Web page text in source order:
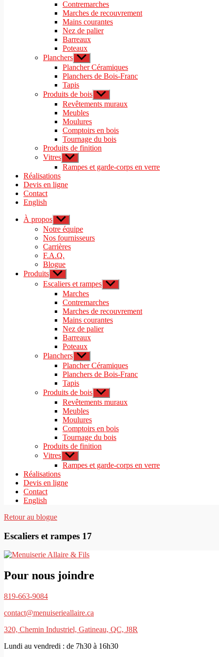
menu
Contremarches
Marches de recouvrement
Mains courantes
Nez de palier
Barreaux
Poteaux
Planchers Afficher
le
sous-
menu
Plancher Céramiques
Planchers de Bois-Franc
Tapis
Produits de bois Afficher
le
sous-
Revêtements muraux
Meubles
Moulures
Comptoirs en bois
Tournage du bois
Produits de finition
Vitres Afficher
le
sous-
Rampes et garde-corps en verre
Réalisations
Devis en ligne
Contact
English
À propos Afficher
le
sous-
menu
Notre équipe
Nos fournisseurs
Carrières
F.A.Q.
Blogue
Produits Afficher
le
sous-
menu
Escaliers et rampes Afficher
le
menu
Marches
Contremarches
Marches de recouvrement
Mains courantes
Nez de palier
Barreaux
Poteaux
Planchers Afficher
le
sous-
menu
Plancher Céramiques
Planchers de Bois-Franc
Tapis
Produits de bois Afficher
le
sous-
Revêtements muraux
Meubles
Moulures
Comptoirs en bois
Tournage du bois
Produits de finition
Vitres Afficher
le
sous-
Rampes et garde-corps en verre
Réalisations
Devis en ligne
Contact
English
Retour au blogue
Escaliers et rampes 17
Pour nous joindre
819-663-9084
contact@menuiserieallaire.ca
320, Chemin Industriel, Gatineau, QC, J8R
Lundi au vendredi : de 7h30 à 16h30